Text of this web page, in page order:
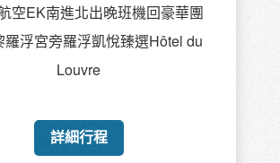
空EK南進北出晚班機回豪華團
羅浮宮旁羅浮凱悅臻選Hôtel du
Louvre
詳細行程